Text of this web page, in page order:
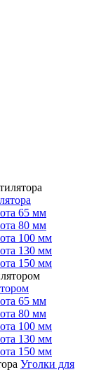
65 мм
80 мм
100 мм
130 мм
150 мм
65 мм
80 мм
100 мм
130 мм
150 мм
Уголки для